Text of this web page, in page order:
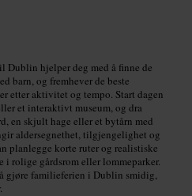
hjelper deg med å finne de
barn, og fremhever de beste
etter aktivitet og tempo. Start dagen
et interaktivt museum, og dra
en skjult hage eller et bytårn med
aldersegnethet, tilgjengelighet og
planlegge korte ruter og realistiske
i rolige gårdsrom eller lommeparker.
gjøre familieferien i Dublin smidig,